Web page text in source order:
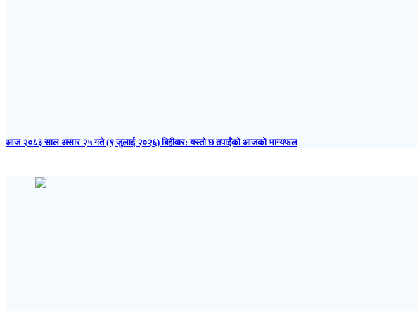
आज २०८३ साल असार २५ गते (९ जुलाई २०२६) बिहीवार: यस्तो छ तपाईंको आजको भाग्यफल